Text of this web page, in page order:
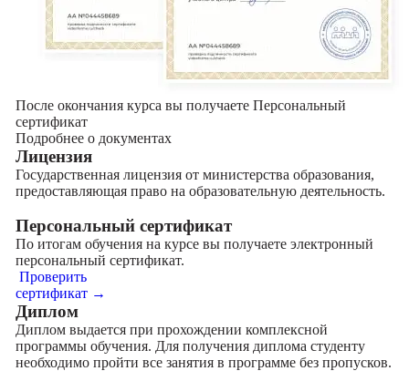
После окончания курса вы получаете Персональный
сертификат
Подробнее о документах
Лицензия
Государственная лицензия от министерства образования,
предоставляющая право на образовательную деятельность.
Персональный сертификат
По итогам обучения на курсе вы получаете электронный
персональный сертификат.
Проверить
сертификат →
Диплом
Диплом выдается при прохождении комплексной
программы обучения. Для получения диплома студенту
необходимо пройти все занятия в программе без пропусков.